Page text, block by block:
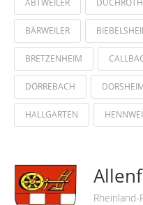
BÄRWEILER
BRETZENHEIM
DÖRREBACH
HALLGARTEN
Rheinland-